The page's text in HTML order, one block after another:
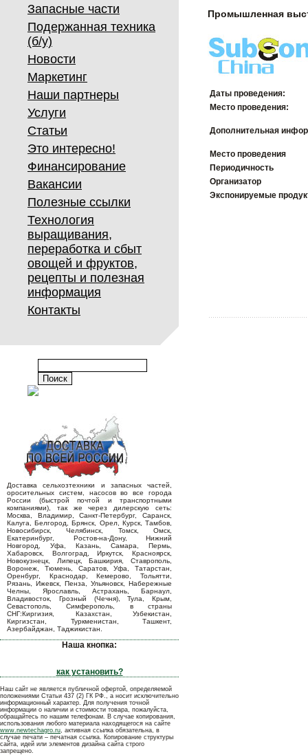
Запасные части
Подержанная техника
(б/у)
Новости
Маркетинг
Наши партнеры
Услуги
Статьи
Это интересно!
Финансирование
Вакансии
Полезные ссылки
Технология
выращивания,
переработка и сбыт
овощей и фруктов,
рецепты и полезная
информация
Контакты
Доставка сельхозтехники и запасных частей,
оросительных систем, насосов во все города
России (быстрой почтой и транспортными
компаниями), так же через дилерскую сеть:
Москва, Владимир, Санкт-Петербург, Саранск,
Калуга, Белгород, Брянск, Орел, Курск, Тамбов,
Новосибирск, Челябинск, Томск, Омск,
Екатеринбург, Ростов-на-Дону, Нижний
Новгород, Уфа, Казань, Самара, Пермь,
Хабаровск, Волгоград, Иркутск, Красноярск,
Новокузнецк, Липецк, Башкирия, Ставрополь,
Воронеж, Тюмень, Саратов, Уфа, Татарстан,
Оренбург, Краснодар, Кемерово, Тольятти,
Рязань, Ижевск, Пенза, Ульяновск, Набережные
Челны, Ярославль, Астрахань, Барнаул,
Владивосток, Грозный (Чечня), Тула, Крым,
Севастополь, Симферополь, в страны
СНГ:Киргизия, Казахстан, Узбекистан,
Киргизстан, Туркменистан, Ташкент,
Азербайджан, Таджикистан.
Наша кнопка:
как установить?
Наш сайт не является публичной офертой, определяемой
положениями Статьи 437 (2) ГК РФ., а носит исключительно
информационный характер. Для получения точной
информации о наличии и стоимости товара, пожалуйста,
обращайтесь по нашим телефонам. В случае копирования,
использования любого материала находящегося на сайте
www.newtechagro.ru, активная ссылка обязательна, в
случае печати – печатная ссылка. Копирование структуры
сайта, идей или элементов дизайна сайта строго
запрещено.
Промышленная
Даты проведения:
Место проведения:
Дополнительная
Место проведения
Периодичность
Организатор
Экспонируемые